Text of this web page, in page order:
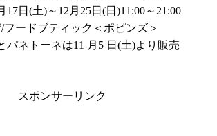
17日(土)～12月25日(日)11:00～21:00
フードブティック＜ポピンズ＞
ネトーネは11 月5 日(土)より販売
スポンサーリンク